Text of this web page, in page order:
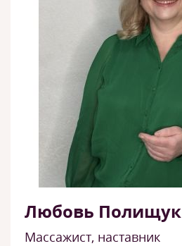
Любовь Полищук
Массажист, наставник